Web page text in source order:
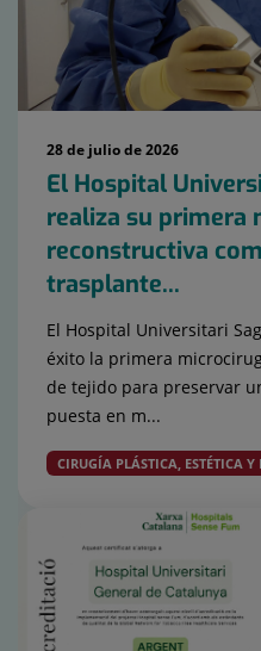
28 de julio de 2026
El Hospital
realiza su primera
reconstructiva
trasplante...
El Hospital Universitari
éxito la primera
de tejido para preservar
puesta en m...
CIRUGÍA PLÁSTICA, ESTÉTICA Y